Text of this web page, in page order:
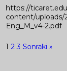
https://
content/uploads/
Eng_M_v4-2.pdf
Yazı
1 2 3 Sonraki »